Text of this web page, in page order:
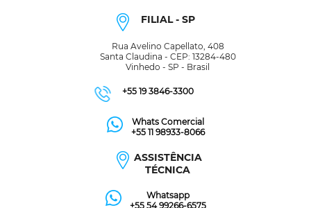
FILIAL - SP
Rua Avelino Capellato, 408
Santa Claudina - CEP: 13284-480
Vinhedo - SP - Brasil
+55 19 3846-3300
Whats Comercial
+55 11 98933-8066
ASSISTÊNCIA
TÉCNICA
Whatsapp
+55 54 99266-6575